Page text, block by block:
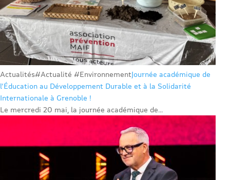
Actualités#Actualité #EnvironnementJournée académique de
l’Éducation au Développement Durable et à la Solidarité
Internationale à Grenoble !
Le mercredi 20 mai, la journée académique de...